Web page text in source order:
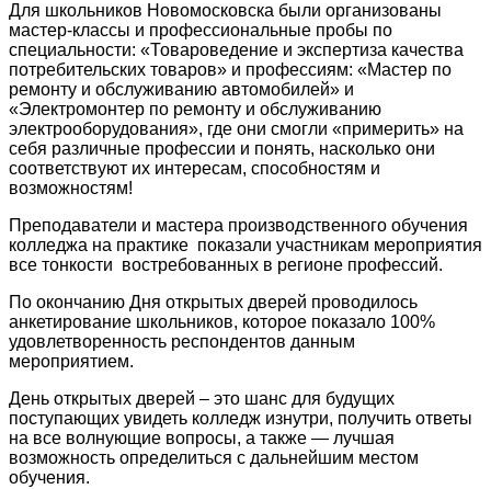
Для школьников Новомосковска были организованы
мастер-классы и профессиональные пробы по
специальности: «Товароведение и экспертиза качества
потребительских товаров» и профессиям: «Мастер по
ремонту и обслуживанию автомобилей» и
«Электромонтер по ремонту и обслуживанию
электрооборудования», где они смогли «примерить» на
себя различные профессии и понять, насколько они
соответствуют их интересам, способностям и
возможностям!
Преподаватели и мастера производственного обучения
колледжа на практике показали участникам мероприятия
все тонкости востребованных в регионе профессий.
По окончанию Дня открытых дверей проводилось
анкетирование школьников, которое показало 100%
удовлетворенность респондентов данным
мероприятием.
День открытых дверей – это шанс для будущих
поступающих увидеть колледж изнутри, получить ответы
на все волнующие вопросы, а также — лучшая
возможность определиться с дальнейшим местом
обучения.